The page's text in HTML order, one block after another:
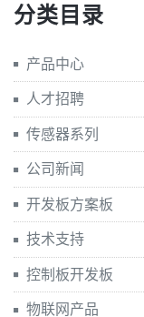
分类目录
产品中心
人才招聘
传感器系列
公司新闻
开发板方案板
技术支持
控制板开发板
物联网产品